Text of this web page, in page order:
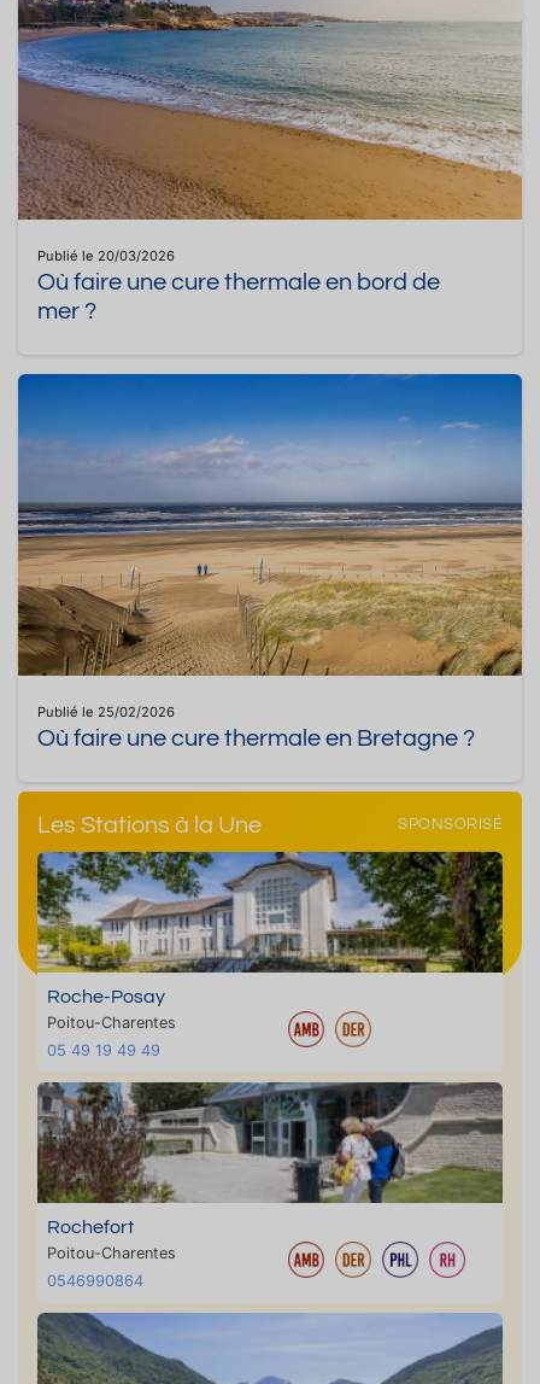
Publié le 20/03/2026
Où faire une cure thermale en bord de
mer ?
Publié le 25/02/2026
Où faire une cure thermale en Bretagne ?
Les Stations à la Une SPONSORISÉ
Roche-Posay
Poitou-Charentes
05 49 19 49 49
Rochefort
Poitou-Charentes
0546990864